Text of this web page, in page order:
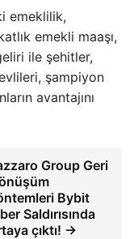
emeklilik,
emekli maaşı,
ile şehitler,
şampiyon
avantajını
Group Geri
Bybit
Saldırısında
çıktı! →